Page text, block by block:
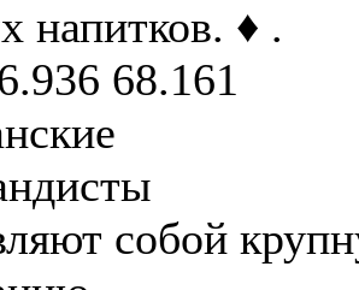
напитков. ♦ .
68.161
собой